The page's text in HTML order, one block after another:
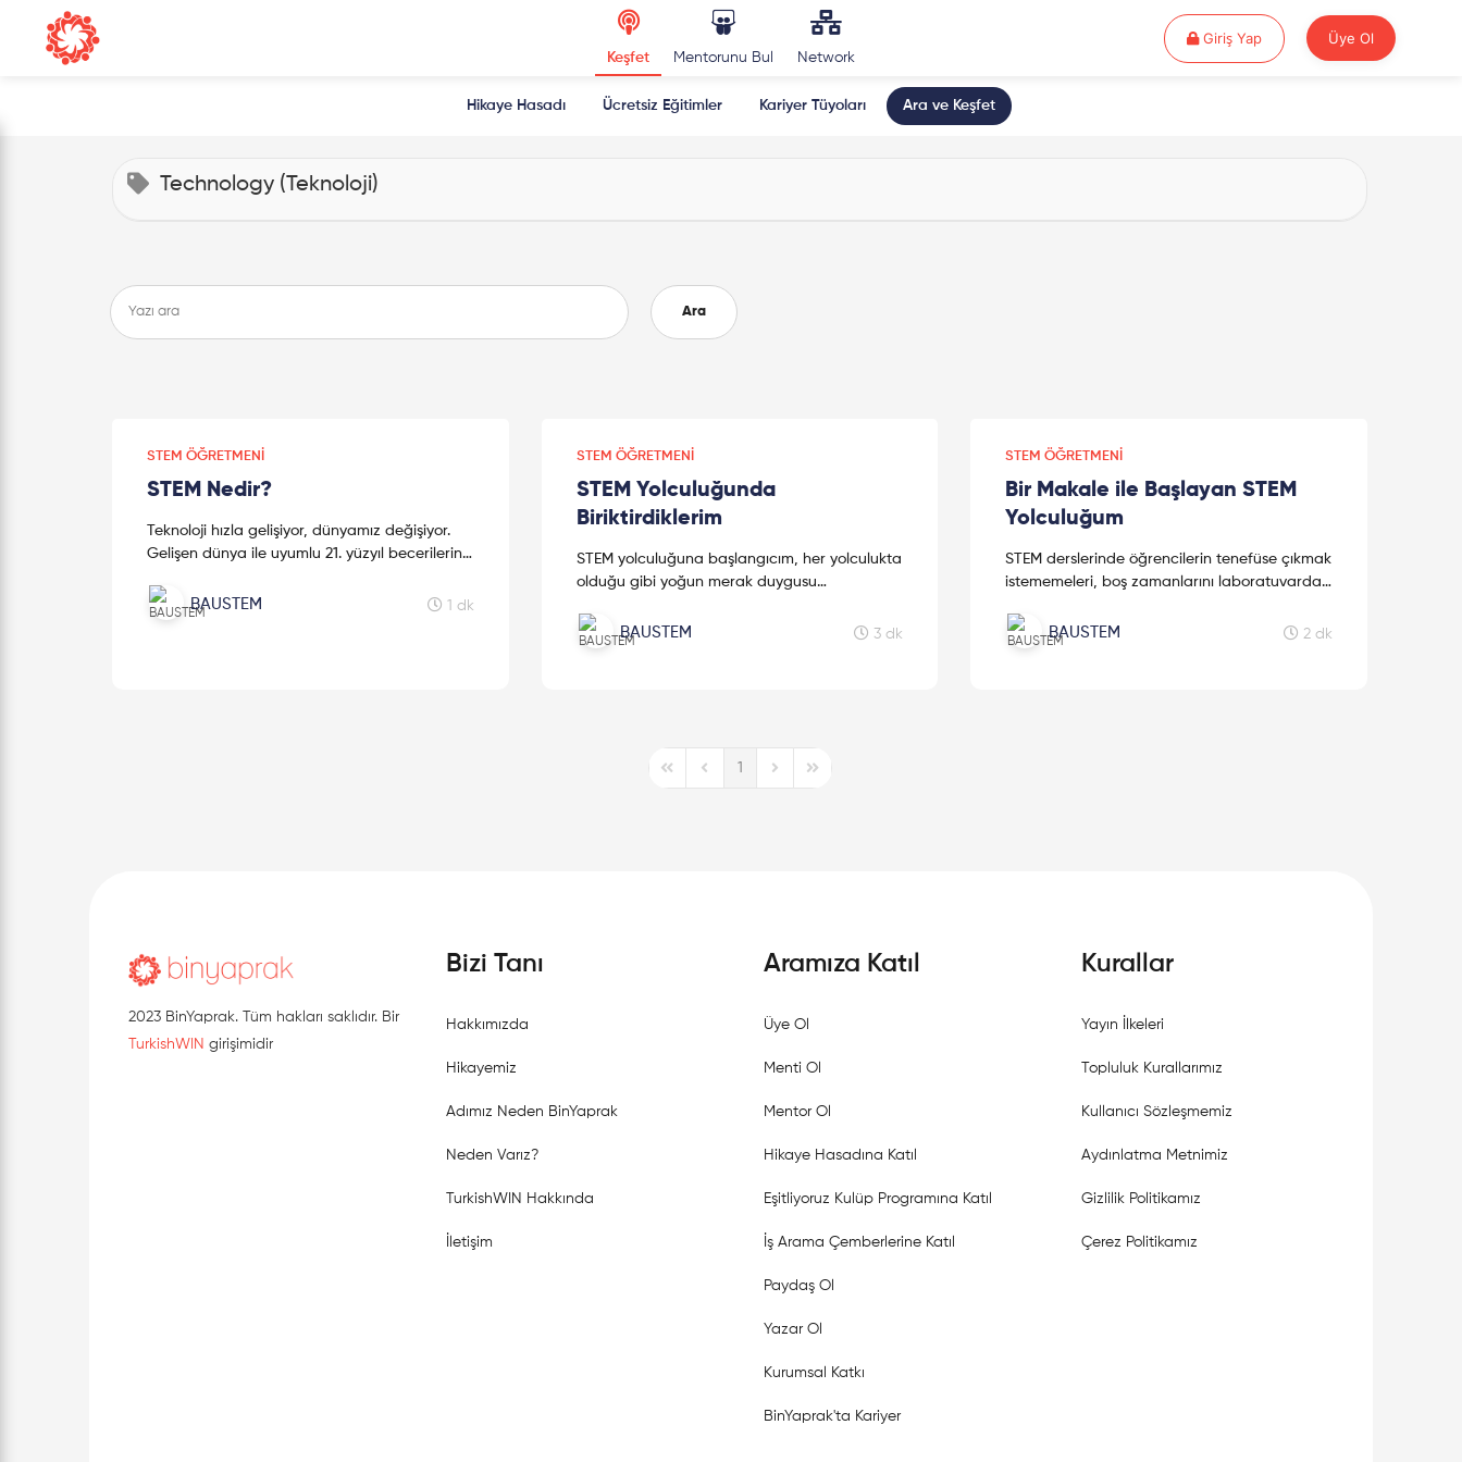
Keşfet Mentorunu Bul Network
Giriş YapGiriş Yap Üye Ol
Hikaye Hasadı Ücretsiz Eğitimler Kariyer Tüyoları Ara ve Keşfet
Technology (Teknoloji)
Ara
STEM ÖĞRETMENI
STEM Nedir?
Teknoloji hızla gelişiyor, dünyamız değişiyor.
Gelişen dünya ile uyumlu 21. yüzyıl becerilerine
tüm bunlar nasıl olacak?
BAUSTEM 1 dk
STEM ÖĞRETMENI
STEM Yolculuğunda
Biriktirdiklerim
STEM yolculuğuna başlangıcım, her yolculukta
olduğu gibi yoğun merak duygusu
öğrenmek için okumaya devam et!
BAUSTEM 3 dk
STEM ÖĞRETMENI
Bir Makale ile Başlayan STEM
Yolculuğum
STEM derslerinde öğrencilerin tenefüse çıkmak
istememeleri, boş zamanlarını laboratuvarda
alanda daha çok araştırmaya itti.
BAUSTEM 2 dk
First PagePrevious Page
1
Next PageLast Page
2023 BinYaprak. Tüm hakları saklıdır. Bir
TurkishWIN girişimidir
Bizi Tanı
Hakkımızda
Hikayemiz
Adımız Neden BinYaprak
Neden Varız?
TurkishWIN Hakkında
İletişim
Aramıza Katıl
Üye Ol
Menti Ol
Mentor Ol
Hikaye Hasadına Katıl
Eşitliyoruz Kulüp Programına Katıl
İş Arama Çemberlerine Katıl
Paydaş Ol
Yazar Ol
Kurumsal Katkı
BinYaprak'ta Kariyer
Kurallar
Yayın İlkeleri
Topluluk Kurallarımız
Kullanıcı Sözleşmemiz
Aydınlatma Metnimiz
Gizlilik Politikamız
Çerez Politikamız